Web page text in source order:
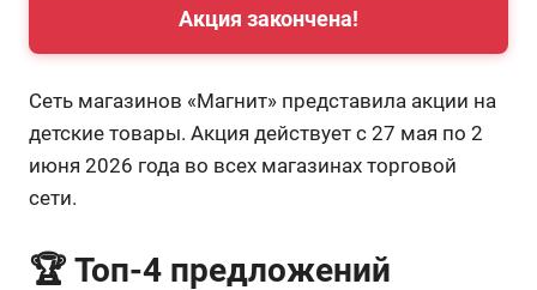
Акция закончена!
Сеть магазинов «Магнит» представила акции на
детские товары. Акция действует с 27 мая по 2
июня 2026 года во всех магазинах торговой
сети.
🏆 Топ-4 предложений